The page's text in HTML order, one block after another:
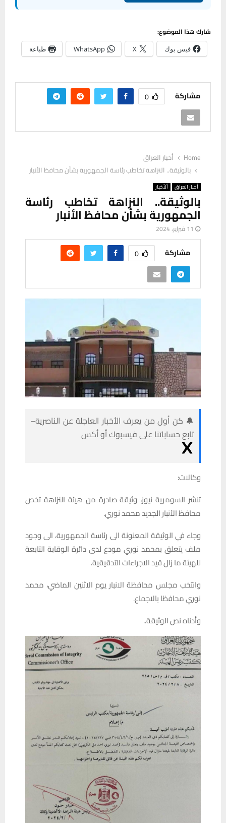
شارك هذا الموضوع:
فيس بوك X
WhatsApp طباعة
مشاركة 0
Home
أخبار العراق
بالوثيقة.. النزاهة تخاطب رئاسة الجمهورية بشأن محافظ الأنبار
أخبار العراق ألأخبار
بالوثيقة.. النزاهة تخاطب رئاسة
الجمهورية بشأن محافظ الأنبار
11 فبراير، 2024
مشاركة 0
🔔 كن أول من يعرف الأخبار العاجلة عن الناصرية–
تابع حساباتنا على فيسبوك أو أكس
وكالات:
تنشر السومرية نيوز، وثيقة صادرة من هيئة النزاهة تخص
محافظالأنبارالجديدمحمدنوري.
وجاء في الوثيقة المعنونة الى رئاسة الجمهورية، الى وجود
ملف يتعلق بمحمد نوري مودع لدى دائرة الوقابة التابعة
للهيئة ما زال قيد الاجراءات التدقيقية.
وانتخب مجلس محافظة الانبار يوم الاثنين الماضي، محمد
نوري محافظا بالاجماع.
وأدناه نص الوثيقة..